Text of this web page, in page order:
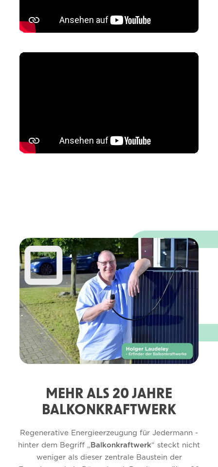
MEHR ALS 20 JAHRE
BALKONKRAFTWERK
Regenerative Energieerzeugung für Jedermann -
hinter dem Begriff „ Balkonkraftwerk“ steckt nicht
weniger als dieser zentrale Baustein der